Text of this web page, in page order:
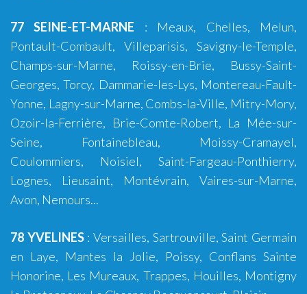
77 SEINE-ET-MARNE : Meaux, Chelles, Melun,
Pontault-Combault, Villeparisis, Savigny-le-Temple,
Champs-sur-Marne, Roissy-en-Brie, Bussy-Saint-
Georges,Torcy, Dammarie-les-Lys, Montereau-Fault-
Yonne, Lagny-sur-Marne, Combs-la-Ville, Mitry-Mory,
Ozoir-la-Ferrière, Brie-Comte-Robert, La Mée-sur-
Seine, Fontainebleau, Moissy-Cramayel,
Coulommiers, Noisiel, Saint-Fargeau-Ponthierry,
Lognes, Lieusaint, Montévrain, Vaires-sur-Marne,
Avon, Nemours...
78 YVELINES:Versailles, Sartrouville, Saint Germain
en Laye, Mantes la Jolie, Poissy, Conflans Sainte
Honorine, Les Mureaux, Trappes, Houilles, Montigny